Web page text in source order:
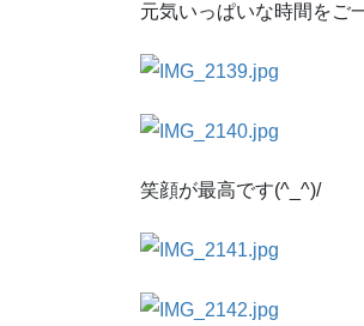
元気いっぱいな時間をご
笑顔が最高です(^_^)/